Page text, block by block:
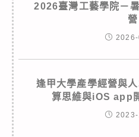
2026臺灣工藝學院－
營
逢甲大學產學經營與
算思維與iOS app